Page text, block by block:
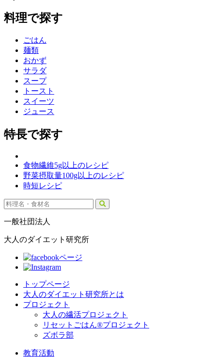
料理で探す
ごはん
麺類
おかず
サラダ
スープ
トースト
スイーツ
ジュース
特長で探す
食物繊維5g以上のレシピ
野菜摂取量100g以上のレシピ
時短レシピ
一般社団法人
大人のダイエット研究所
トップページ
大人のダイエット研究所とは
プロジェクト
大人の繊活プロジェクト
リセットごはん®プロジェクト
ズボラ部
教育活動